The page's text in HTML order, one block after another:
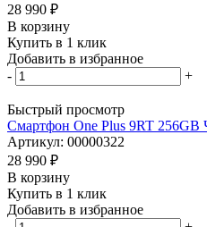
28 990 ₽
В корзину
Купить в 1 клик
Добавить в избранное
-
+
Быстрый просмотр
Смартфон One Plus 9RT
Артикул: 00000322
28 990 ₽
В корзину
Купить в 1 клик
Добавить в избранное